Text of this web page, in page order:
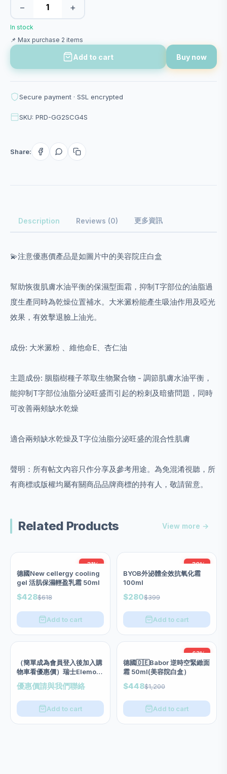
− +
In stock
📌 Max purchase 2 items
Add to cart Buy now
Secure payment · SSL encrypted
SKU: PRD-GG2SCG4S
Share:
Description Reviews (0) 更多資訊
💫注意優惠價產品是如圖片中的美容院庄白盒
幫助恢復肌膚水油平衡的保濕型面霜，抑制T字部位的油脂過
度生產同時為乾燥位置補水。大米澱粉能產生吸油作用及啞光
效果，有效擊退臉上油光。
成份: 大米澱粉 、維他命E、杏仁油
主題成份: 胭脂樹種子萃取生物聚合物 - 調節肌膚水油平衡，
能抑制T字部位油脂分泌旺盛而引起的粉刺及暗瘡問題，同時
可改善兩頰缺水乾燥
適合兩頰缺水乾燥及T字位油脂分泌旺盛的混合性肌膚
聲明：所有帖文內容只作分享及參考用途。為免混淆視聽，所
有商標或版權均屬有關商品品牌商標的持有人，敬請留意。
Related Products View more →
-31%
德國New cellergy cooling
gel 活肌保濕輕盈乳霜 50ml
$428$618
Add to cart
-30%
BYOB外泌體全效抗氧化霜
100ml
$280$399
Add to cart
（簡單成為會員登入後加入購
物車看優惠價）瑞士Elemont
水漾極緻清爽啫喱面霜 50ml
優惠價請與我們聯絡
Add to cart
-63%
德國🇩🇪Babor 逆時空緊緻面
霜 50ml(美容院白盒）
$448$1,200
Add to cart